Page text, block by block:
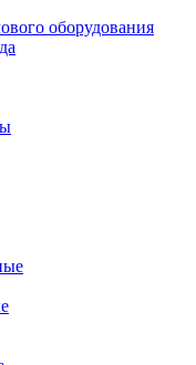
оборудования